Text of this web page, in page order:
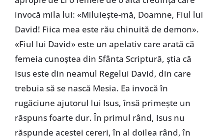
invocă mila lui: «Miluiește-mă, Doamne, Fiul lui
David! Fiica mea este rău chinuită de demon».
«Fiul lui David» este un apelativ care arată că
femeia cunoștea din Sfânta Scriptură, știa că
Isus este din neamul Regelui David, din care
trebuia să se nască Mesia. Ea invocă în
rugăciune ajutorul lui Isus, însă primește un
răspuns foarte dur. În primul rând, Isus nu
răspunde acestei cereri, în al doilea rând, în